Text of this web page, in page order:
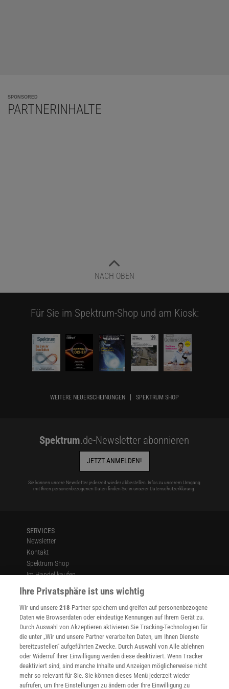
SPONSORED
PARTNERINHALTE
NACH OBEN
Für Sie im Spektrum-Shop und am Kiosk:
WEITERE NEUERSCHEINUNGEN SPEKTRUM SHOP
Spektrum.de-Newsletter abonnieren
JETZT ANMELDEN!
Sie können unsere Newsletter jederzeit wieder abbestellen. Infos zu unserem Umgang
mit Ihren personenbezogenen Daten finden Sie in unserer Datenschutzerklärung.
SERVICES
Newsletter
Kontakt
Spektrum Shop
Im Handel kaufen
Presse
Verträge kündigen
Widerruf
INFO
Mediadaten
Datenschutz
Nutzungsbedingungen
Cookie-Einstellungen
Utiq verwalten
Ihre Privatsphäre ist uns wichtig
Wir und unsere218-Partner speichern und greifen auf personenbezogene
Daten wie Browserdaten oder eindeutige Kennungen auf Ihrem Gerät zu.
Durch Auswahl von Akzeptieren aktivieren Sie Tracking-Technologien für
die unter „Wir und unsere Partner verarbeiten Daten, um Ihnen Dienste
bereitzustellen“ aufgeführten Zwecke. Durch Auswahl von Alle ablehnen
oder Widerruf Ihrer Einwilligung werden diese deaktiviert. Wenn Tracker
deaktiviert sind, sind manche Inhalte und Anzeigen möglicherweise nicht
mehr so relevant für Sie. Sie können dieses Menü jederzeit wieder
aufrufen, um Ihre Einstellungen zu ändern oder Ihre Einwilligung zu